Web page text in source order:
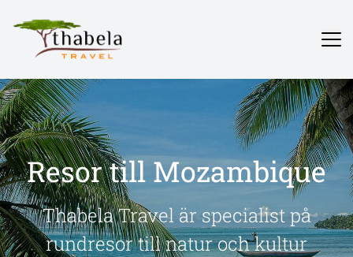
Resor till Mozambique
Thabela Travel är specialist på
rundresor till natur och kultur